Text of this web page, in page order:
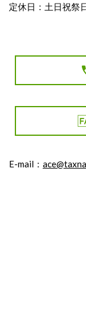
定休日：土日祝祭
E-mail：